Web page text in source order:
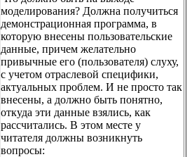
моделирования? Должна получиться
демонстрационная программа, в
которую внесены пользовательские
данные, причем желательно
привычные его (пользователя) слуху,
с учетом отраслевой специфики,
актуальных проблем. И не просто так
внесены, а должно быть понятно,
откуда эти данные взялись, как
рассчитались. В этом месте у
читателя должны возникнуть
вопросы: